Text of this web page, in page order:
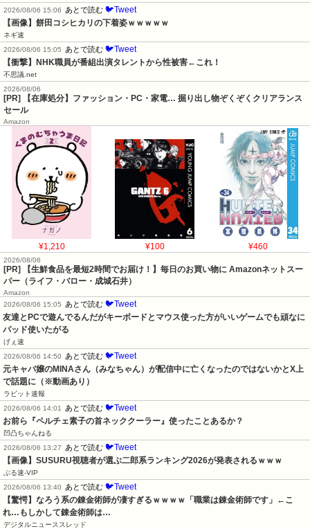
2026/08/06 15:06
あとで読む 🐦Tweet
【画像】餅田コシヒカリの下着姿ｗｗｗｗｗ
ネギ速
2026/08/06 15:05
あとで読む 🐦Tweet
【衝撃】NHK職員が番組出演タレントから性被害←これ！
不思議.net
2026/08/06
[PR] 【在庫処分】ファッション・PC・家電… 掘り出し物ぞくぞくクリアランス
セール
Amazon
¥1,210 ¥100 ¥460
2026/08/06
[PR] 【生鮮食品を最短2時間でお届け！】毎日のお買い物に Amazonネットスー
パー（ライフ・バロー・成城石井）
Amazon
2026/08/06 15:05
あとで読む 🐦Tweet
友達とPCで遊んでるんだがキーボードとマウス使った方がいいゲームでも頑なに
パッド使いたがる
げぇ速
2026/08/06 14:50
あとで読む 🐦Tweet
元キャバ嬢のMINAさん（みなちゃん）が配信中に亡くなったのではないかとX上
で話題に（※動画あり）
ラビット速報
2026/08/06 14:01
あとで読む 🐦Tweet
お前ら『ペルチェ素子の首ネッククーラー』使ったことあるか？
凹凸ちゃんねる
2026/08/06 13:27
あとで読む 🐦Tweet
【画像】SUSURU視聴者が選ぶ二郎系ランキング2026が発表されるｗｗｗ
ぶる速-VIP
2026/08/06 13:40
あとで読む 🐦Tweet
【驚愕】なろう系の錬金術師が凄すぎるｗｗｗｗ「職業は錬金術師です」←こ
れ…もしかして錬金術師は…
デジタルニューススレッド